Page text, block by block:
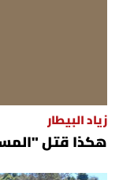
زياد البيطار
هكذا قتل "المستضعفون"